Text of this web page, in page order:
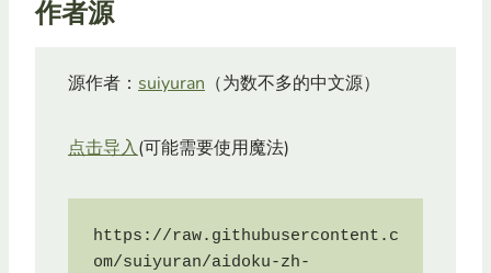
作者源
源作者： suiyuran （为数不多的中文源）
点击导入(可能需要使用魔法)
https://raw.githubusercontent.c
om/suiyuran/aidoku-zh-